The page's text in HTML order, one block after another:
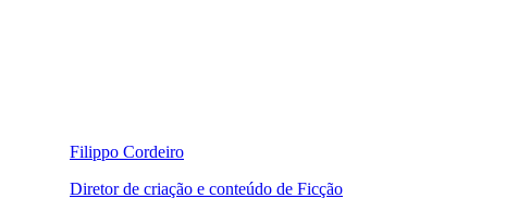
Filippo Cordeiro
Diretor de criação e conteúdo de Ficção